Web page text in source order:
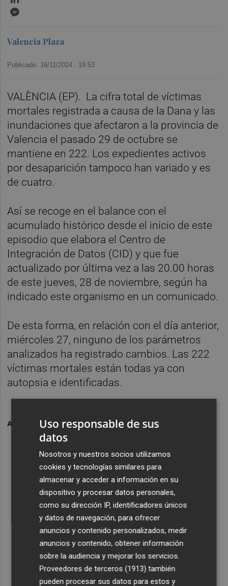
Valencia Plaza
Publicado: 16/11/2024 · 19:53
VALÈNCIA (EP). La cifra total de víctimas
mortales registrada a causa de la Dana y las
inundaciones que afectaron a la provincia de
Valencia el pasado 29 de octubre se
mantiene en 222. Los expedientes activos
por desaparición tampoco han variado y es
de cuatro.
Así se recoge en el balance con el
acumulado histórico desde el inicio de este
episodio que elabora el Centro de
Integración de Datos (CID) y que fue
actualizado por última vez a las 20.00 horas
de este jueves, 28 de noviembre, según ha
indicado este organismo en un comunicado.
De esta forma, en relación con el día anterior,
miércoles 27, ninguno de los parámetros
analizados ha registrado cambios. Las 222
víctimas mortales están todas ya con
autopsia e identificadas.
ARCHIVADO EN DANA DANA VALENCIA
Uso responsable de sus
datos
Nosotros y nuestros socios utilizamos
cookies y tecnologías similares para
almacenar y acceder a información en su
dispositivo y procesar datos personales,
como su dirección IP, identificadores únicos
y datos de navegación, para ofrecer
anuncios y contenido personalizados, medir
anuncios y contenido, obtener información
sobre la audiencia y mejorar los servicios.
Proveedores de terceros (1913) también
pueden procesar sus datos para estos y